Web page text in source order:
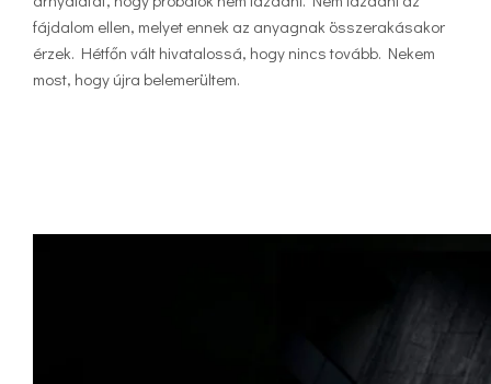
fájdalom ellen, melyet ennek az anyagnak összerakásakor
érzek. Hétfőn vált hivatalossá, hogy nincs tovább. Nekem
most, hogy újra belemerültem.